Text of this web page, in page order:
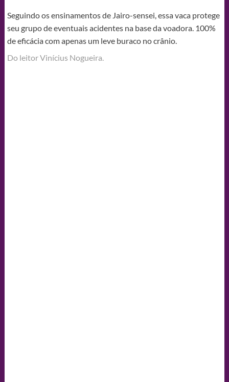
Seguindo os ensinamentos de Jairo-sensei, essa vaca protege
seu grupo de eventuais acidentes na base da voadora. 100%
de eficácia com apenas um leve buraco no crânio.
Do leitor Vinícius Nogueira.